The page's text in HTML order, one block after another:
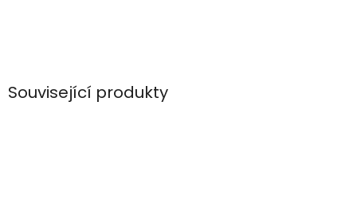
Související produkty